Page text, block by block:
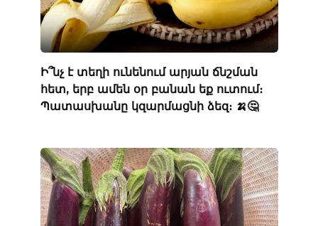
Ի՞նչ է տեղի ունենում արյան ճնշման
հետ, երբ ամեն օր բանան եք ուտում։
Պատասխանը կզարմացնի ձեզ։ 🍌🤔